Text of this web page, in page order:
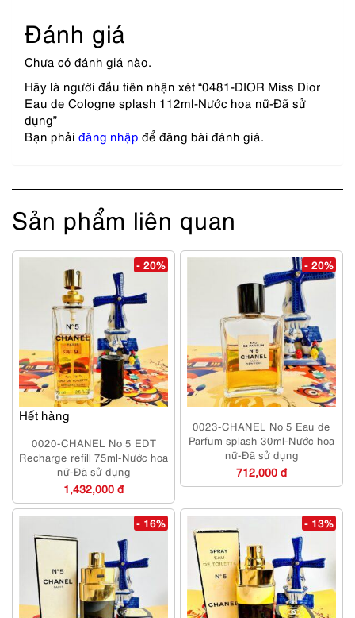
Đánh giá
Chưa có đánh giá nào.
Hãy là người đầu tiên nhận xét “0481-DIOR Miss Dior
Eau de Cologne splash 112ml-Nước hoa nữ-Đã sử
dụng”
Bạn phải đăng nhập để đăng bài đánh giá.
Sản phẩm liên quan
Hết hàng
- 20%
0020-CHANEL No 5 EDT
Recharge refill 75ml-Nước hoa
nữ-Đã sử dụng
1,432,000 đ
- 20%
0023-CHANEL No 5 Eau de
Parfum splash 30ml-Nước hoa
nữ-Đã sử dụng
712,000 đ
- 16% - 13%